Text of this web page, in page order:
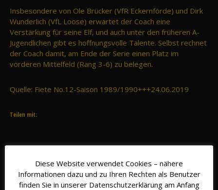
Insbesondere von Ole Brücker (VfR Eckernförde) und Dirk
Wunderlich (VfL Loose) erwartet der Coach eine
Verstärkung für seine Elf, und auch unter den früheren A-
Jugendlichen gibt es hoffnungsvolle Talente. Selbst rechnet
der Coach damit, am Ende der Serie einen Platz im
vorderen Mittelfeld (Rang 3-6) zu belegen.
Quelle: Fiete No.12-Saison 1989/1990+++24.06.2019
Teilen mit:
Diese Website verwendet Cookies – nähere
Informationen dazu und zu Ihren Rechten als Benutzer
finden Sie in unserer Datenschutzerklärung am Anfang